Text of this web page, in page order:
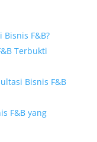
F&B?
Terbukti
Bisnis F&B
F&B yang